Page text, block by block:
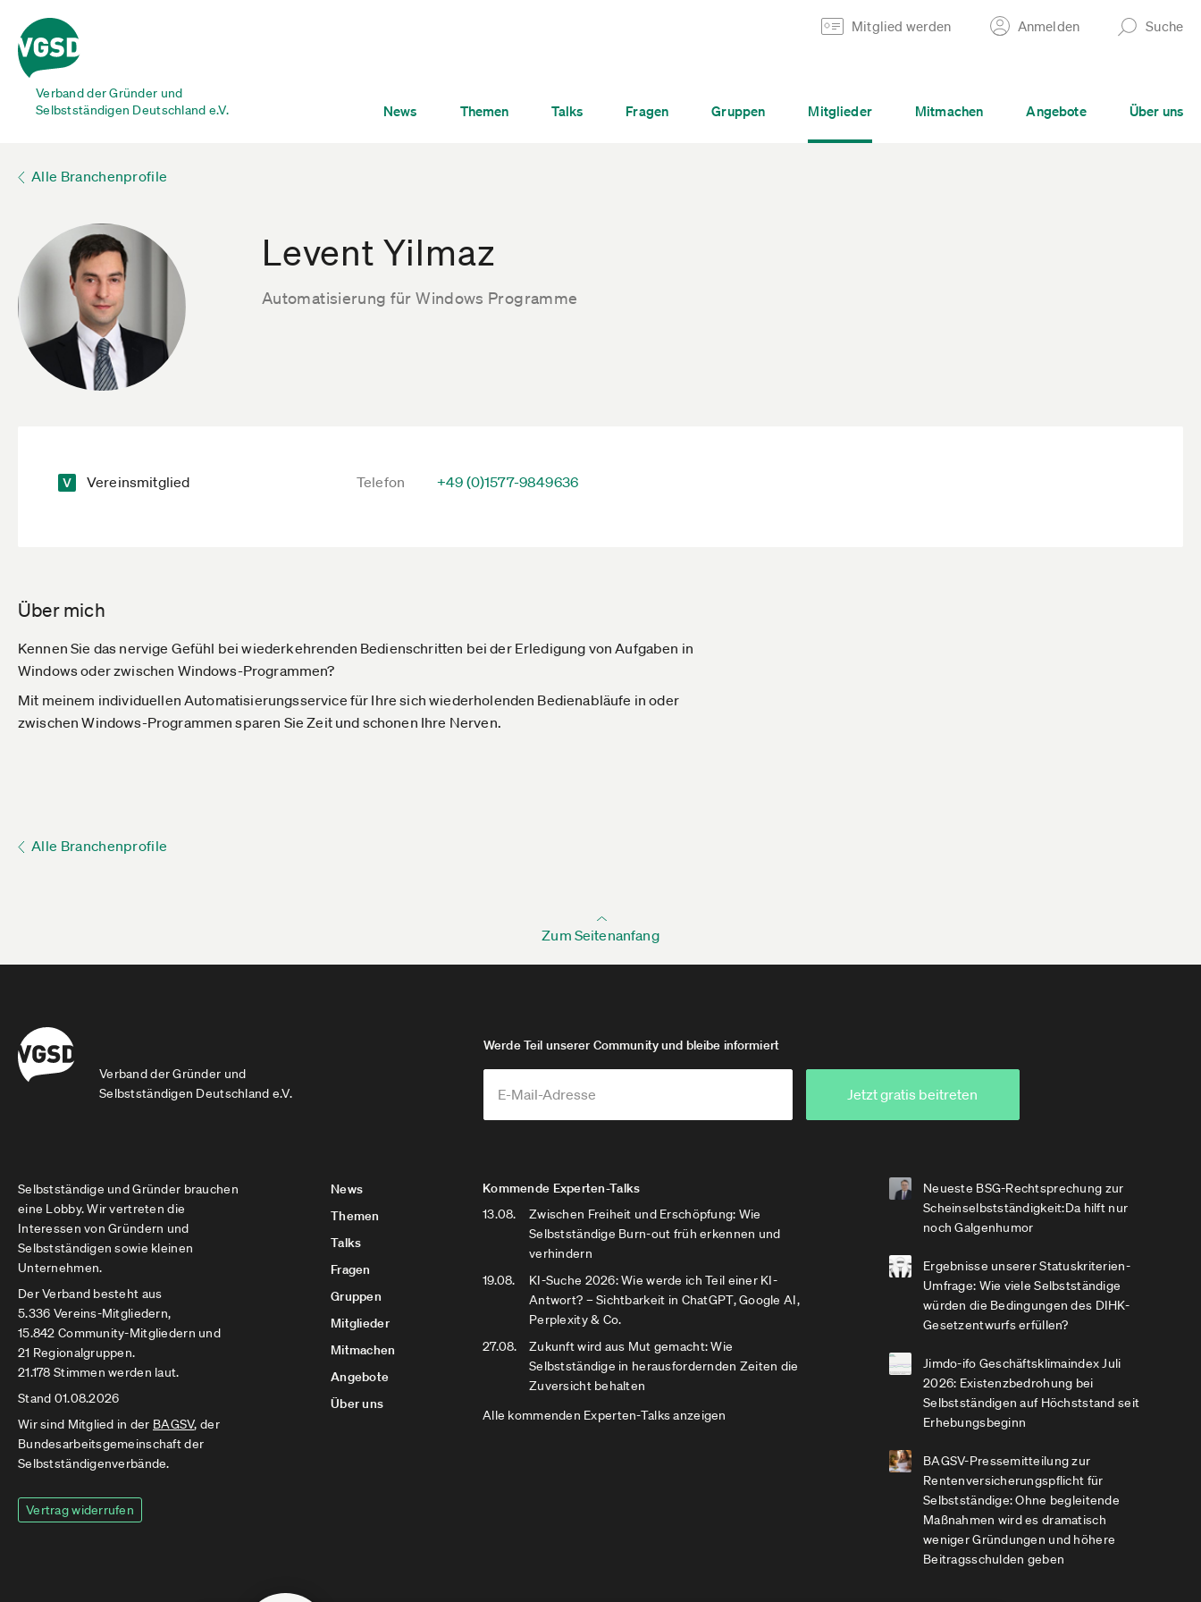
Verband der Gründer und
Selbstständigen Deutschland e.V.
Mitglied werden Anmelden Suche
News Themen Talks Fragen Gruppen Mitglieder Mitmachen Angebote Über uns
Alle Branchenprofile
Levent Yilmaz
Automatisierung für Windows Programme
Vereinsmitglied Telefon +49 (0)1577-9849636
Über mich
Kennen Sie das nervige Gefühl bei wiederkehrenden Bedienschritten bei der Erledigung von Aufgaben in
Windows oder zwischen Windows-Programmen?
Mit meinem individuellen Automatisierungsservice für Ihre sich wiederholenden Bedienabläufe in oder
zwischen Windows-Programmen sparen Sie Zeit und schonen Ihre Nerven.
Alle Branchenprofile
Zum Seitenanfang
Verband der Gründer und
Selbstständigen Deutschland e.V.
Werde Teil unserer Community und bleibe informiert
Jetzt gratis beitreten
Selbstständige und Gründer brauchen
eine Lobby. Wir vertreten die
Interessen von Gründern und
Selbstständigen sowie kleinen
Unternehmen.
Der Verband besteht aus
5.336 Vereins-Mitgliedern,
15.842 Community-Mitgliedern und
21 Regionalgruppen.
21.178 Stimmen werden laut.
Stand 01.08.2026
Wir sind Mitglied in der BAGSV, der
Bundesarbeitsgemeinschaft der
Selbstständigenverbände.
Vertrag widerrufen
News
Themen
Talks
Fragen
Gruppen
Mitglieder
Mitmachen
Angebote
Über uns
Kommende Experten-Talks
13.08.
Zwischen Freiheit und Erschöpfung: Wie
Selbstständige Burn-out früh erkennen und
verhindern
19.08.
KI-Suche 2026: Wie werde ich Teil einer KI-
Antwort? – Sichtbarkeit in ChatGPT, Google AI,
Perplexity & Co.
27.08.
Zukunft wird aus Mut gemacht: Wie
Selbstständige in herausfordernden Zeiten die
Zuversicht behalten
Alle kommenden Experten-Talks anzeigen
Neueste BSG-Rechtsprechung zur
Scheinselbstständigkeit:Da hilft nur
noch Galgenhumor
Ergebnisse unserer Statuskriterien-
Umfrage: Wie viele Selbstständige
würden die Bedingungen des DIHK-
Gesetzentwurfs erfüllen?
Jimdo-ifo Geschäftsklimaindex Juli
2026: Existenzbedrohung bei
Selbstständigen auf Höchststand seit
Erhebungsbeginn
BAGSV-Pressemitteilung zur
Rentenversicherungspflicht für
Selbstständige: Ohne begleitende
Maßnahmen wird es dramatisch
weniger Gründungen und höhere
Beitragsschulden geben